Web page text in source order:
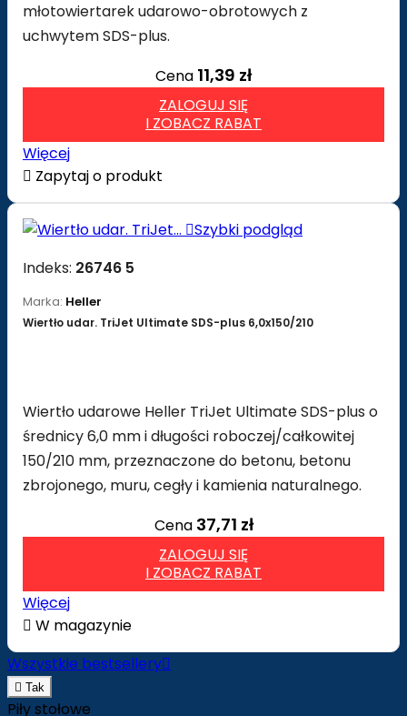
młotowiertarek udarowo-obrotowych z
uchwytem SDS-plus.
Cena 11,39 zł
ZALOGUJ SIĘ
I ZOBACZ RABAT
Więcej
 Zapytaj o produkt
Szybki podgląd
Indeks: 26746 5
Marka: Heller
Wiertło udar. TriJet Ultimate SDS-plus 6,0x150/210
Wiertło udarowe Heller TriJet Ultimate SDS-plus o
średnicy 6,0 mm i długości roboczej/całkowitej
150/210 mm, przeznaczone do betonu, betonu
zbrojonego, muru, cegły i kamienia naturalnego.
Cena 37,71 zł
ZALOGUJ SIĘ
I ZOBACZ RABAT
Więcej
 W magazynie
Wszystkie bestsellery
 Tak
Piły stołowe